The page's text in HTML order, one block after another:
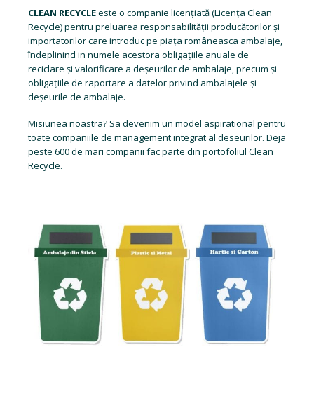
CLEAN RECYCLEeste o companie licențiată (Licența Clean
Recycle) pentru preluarea responsabilității producătorilor și
importatorilor care introduc pe piața româneasca ambalaje,
îndeplinind in numele acestora obligațiile anuale de
reciclare și valorificare a deșeurilor de ambalaje, precum și
obligațiile de raportare a datelor privind ambalajele și
deșeurile de ambalaje.
Misiunea noastra? Sa devenim un model aspirational pentru
toate companiile de management integrat al deseurilor. Deja
peste 600 de mari companii fac parte din portofoliul Clean
Recycle.